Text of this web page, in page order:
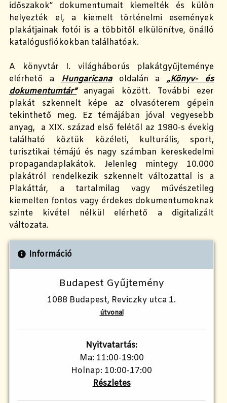
időszakok” dokumentumait kiemelték és külön
helyezték el, a kiemelt történelmi események
plakátjainak fotói is a többitől elkülönítve, önálló
katalógusfiókokban találhatóak.
A könyvtár I. világháborús plakátgyűjteménye
elérhető a
Hungaricanaoldalán a„Könyv- és
dokumentumtár”anyagai között. További ezer
plakát szkennelt képe az olvasóterem gépein
tekinthető meg. Ez témájában jóval vegyesebb
anyag, a XIX. század első felétől az 1980-s évekig
található köztük közéleti, kulturális, sport,
turisztikai témájú és nagy számban kereskedelmi
propagandaplakátok. Jelenleg mintegy 10.000
plakátról rendelkezik szkennelt változattal is a
Plakáttár, a tartalmilag vagy művészetileg
kiemelten fontos vagy érdekes dokumentumoknak
szinte kivétel nélkül elérhető a digitalizált
változata.
Információ
Budapest Gyűjtemény
1088 Budapest, Reviczky utca 1.
útvonal
Nyitvatartás:
Ma: 11:00-19:00
Holnap: 10:00-17:00
Részletes